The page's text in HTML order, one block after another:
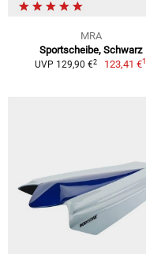
MRA
Sportscheibe, Schwarz
UVP 129,90 €2 123,41 €1